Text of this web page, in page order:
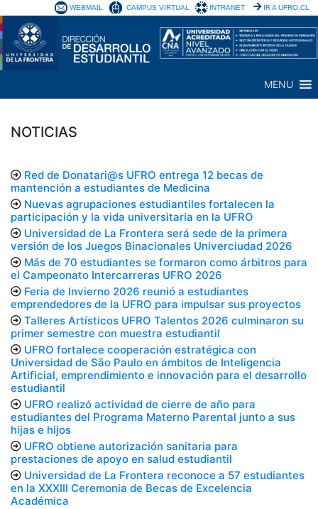
WEBMAIL CAMPUS VIRTUAL INTRANET IR A UFRO.CL
MENU
NOTICIAS
Red de Donatari@s UFRO entrega 12 becas de
mantención a estudiantes de Medicina
Nuevas agrupaciones estudiantiles fortalecen la
participación y la vida universitaria en la UFRO
Universidad de La Frontera será sede de la primera
versión de los Juegos Binacionales Univerciudad 2026
Más de 70 estudiantes se formaron como árbitros para
el Campeonato Intercarreras UFRO 2026
Feria de Invierno 2026 reunió a estudiantes
emprendedores de la UFRO para impulsar sus proyectos
Talleres Artísticos UFRO Talentos 2026 culminaron su
primer semestre con muestra estudiantil
UFRO fortalece cooperación estratégica con
Universidad de São Paulo en ámbitos de Inteligencia
Artificial, emprendimiento e innovación para el desarrollo
estudiantil
UFRO realizó actividad de cierre de año para
estudiantes del Programa Materno Parental junto a sus
hijas e hijos
UFRO obtiene autorización sanitaria para
prestaciones de apoyo en salud estudiantil
Universidad de La Frontera reconoce a 57 estudiantes
en la XXXIII Ceremonia de Becas de Excelencia
Académica